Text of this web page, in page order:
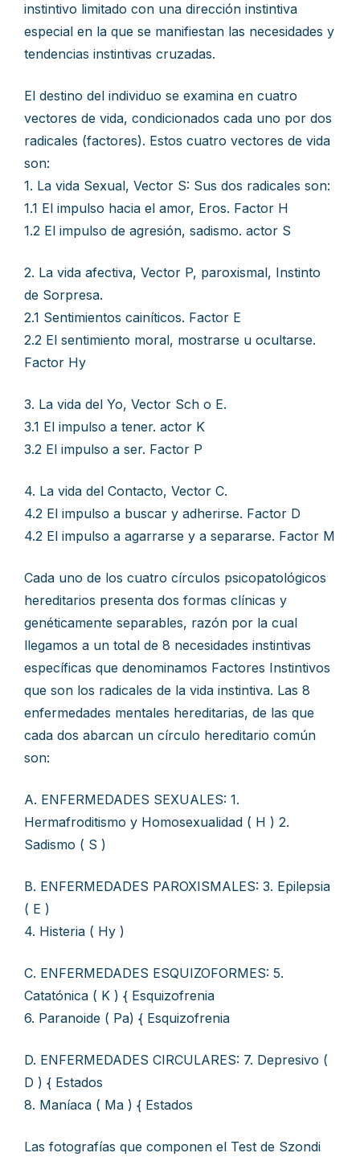
instintivo limitado con una dirección instintiva
especial en la que se manifiestan las necesidades y
tendencias instintivas cruzadas.
El destino del individuo se examina en cuatro
vectores de vida, condicionados cada uno por dos
radicales (factores). Estos cuatro vectores de vida
son:
1. La vida Sexual, Vector S: Sus dos radicales son:
1.1 El impulso hacia el amor, Eros. Factor H
1.2 El impulso de agresión, sadismo. actor S
2. La vida afectiva, Vector P, paroxismal, Instinto
de Sorpresa.
2.1 Sentimientos cainíticos. Factor E
2.2 El sentimiento moral, mostrarse u ocultarse.
Factor Hy
3. La vida del Yo, Vector Sch o E.
3.1 El impulso a tener. actor K
3.2 El impulso a ser. Factor P
4. La vida del Contacto, Vector C.
4.2 El impulso a buscar y adherirse. Factor D
4.2 El impulso a agarrarse y a separarse. Factor M
Cada uno de los cuatro círculos psicopatológicos
hereditarios presenta dos formas clínicas y
genéticamente separables, razón por la cual
llegamos a un total de 8 necesidades instintivas
específicas que denominamos Factores Instintivos
que son los radicales de la vida instintiva. Las 8
enfermedades mentales hereditarias, de las que
cada dos abarcan un círculo hereditario común
son:
A. ENFERMEDADES SEXUALES: 1.
Hermafroditismo y Homosexualidad ( H ) 2.
Sadismo ( S )
B. ENFERMEDADES PAROXISMALES: 3. Epilepsia
( E )
4. Histeria ( Hy )
C. ENFERMEDADES ESQUIZOFORMES: 5.
Catatónica ( K ) { Esquizofrenia
6. Paranoide ( Pa) { Esquizofrenia
D. ENFERMEDADES CIRCULARES: 7. Depresivo (
D ) { Estados
8. Maníaca ( Ma ) { Estados
Las fotografías que componen el Test de Szondi